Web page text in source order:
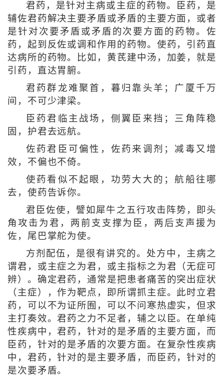
君药，是针对主病或主症的药物。臣药，是
辅佐君药解决主要矛盾或矛盾的主要方面，或者
是针对次要矛盾或矛盾的次要方面的药物。佐
药，起到反佐或调和作用的药物。使药，引药直
达病所的药物。比如，黄芪建中汤，加姜，就是
引药，直达胃腑。
君药群龙难聚首，暮归靠头羊；广厦千万
间，不可少津梁。
臣药君临主战场，侧翼臣来挡；三角阵稳
固，护君去远航。
佐药君臣可偏性，佐药来调剂；减毒又增
效，不偏也不倚。
使药看似不起眼，功劳大大的；航船往哪
去，使药告诉你。
君臣佐使，譬如犀牛之五行攻击阵势，即头
角攻击为君，两前支支撑为臣，两后支声援为
佐，尾巴掌舵为使。
方剂配伍，是很有讲究的。处方中，主病之
谓君，或主症之为君，或主指标之为君（无症可
辨）。确定君药，通常是把患者痛苦的突出症状
（主症），作为靶点，即所谓抓主症。此时立君
药，可以不为证所囿，可以不问寒热虚实，但求
主打奏效。君药之力不足者，辅之以臣。在单纯
性疾病中，君药，针对的是矛盾的主要方面，而
臣药，针对的是矛盾的次要方面。在复杂性疾病
中，君药，针对的是主要矛盾，而臣药，针对的
是次要矛盾。